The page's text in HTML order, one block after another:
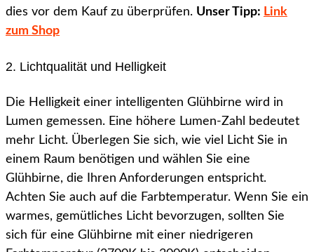
dies vor dem Kauf zu überprüfen. Unser Tipp: Link
zum Shop
2. Lichtqualität und Helligkeit
Die Helligkeit einer intelligenten Glühbirne wird in
Lumen gemessen. Eine höhere Lumen-Zahl bedeutet
mehr Licht. Überlegen Sie sich, wie viel Licht Sie in
einem Raum benötigen und wählen Sie eine
Glühbirne, die Ihren Anforderungen entspricht.
Achten Sie auch auf die Farbtemperatur. Wenn Sie ein
warmes, gemütliches Licht bevorzugen, sollten Sie
sich für eine Glühbirne mit einer niedrigeren